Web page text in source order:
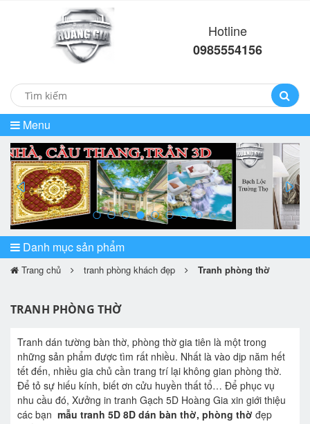
Hotline
0985554156
Menu
prev
Danh mục sản phẩm
Trang chủ tranh phòng khách đẹp Tranh phòng thờ
TRANH PHÒNG THỜ
Tranh dán tường bàn thờ, phòng thờ gia tiên là một trong
những sản phẩm được tìm rất nhiều. Nhất là vào dịp năm hết
tết đến, nhiều gia chủ cần trang trí lại không gian phòng thờ.
Để tỏ sự hiếu kính, biết ơn cửu huyền thất tổ… Để phục vụ
nhu cầu đó, Xưởng in tranh Gạch 5D Hoàng Gia xin giới thiệu
các bạn mẫu tranh 5D 8D dán bàn thờ, phòng thờ đẹp